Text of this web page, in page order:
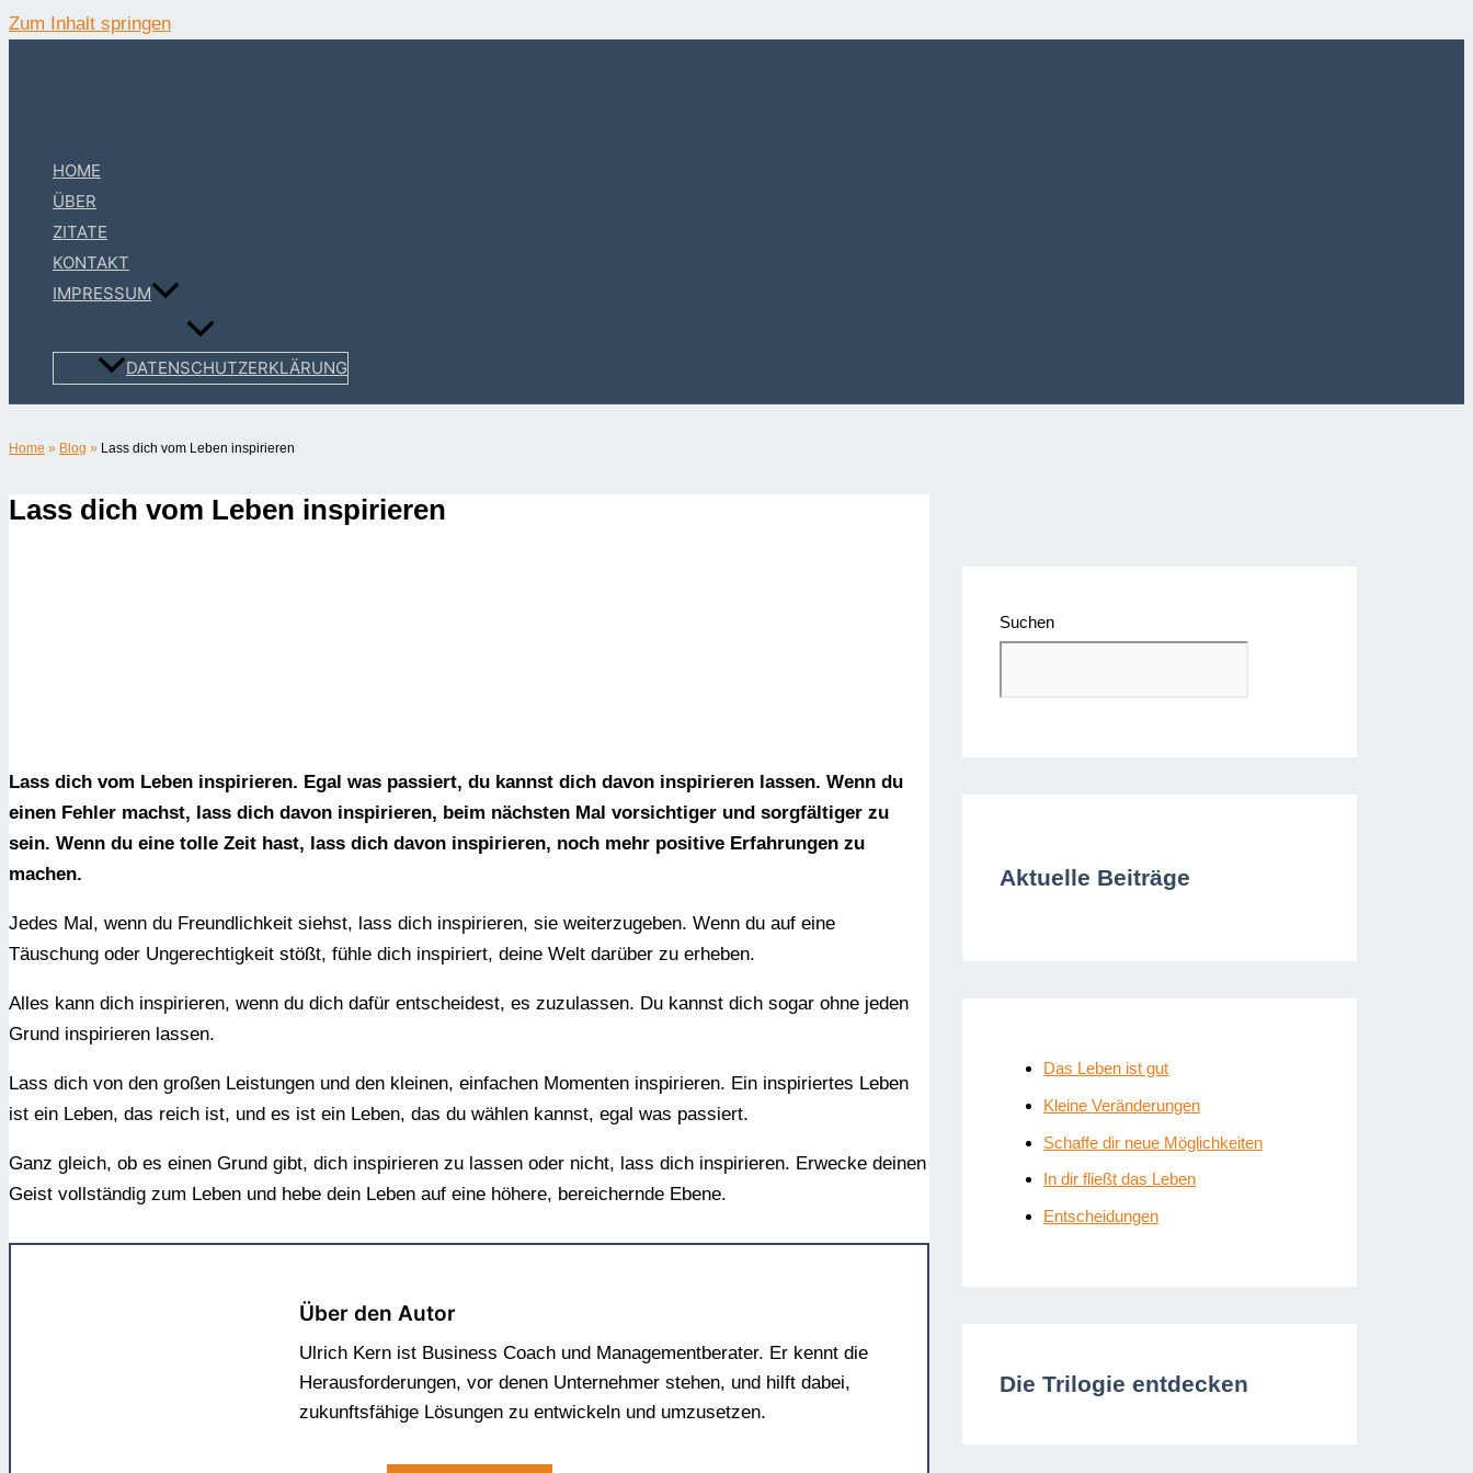
Zum Inhalt springen
HOME
ÜBER
ZITATE
KONTAKT
IMPRESSUM
DATENSCHUTZERKLÄRUNG
Home » Blog » Lass dich vom Leben inspirieren
Lass dich vom Leben inspirieren
Lass dich vom Leben inspirieren. Egal was passiert, du kannst dich davon inspirieren lassen. Wenn du
einen Fehler machst, lass dich davon inspirieren, beim nächsten Mal vorsichtiger und sorgfältiger zu
sein. Wenn du eine tolle Zeit hast, lass dich davon inspirieren, noch mehr positive Erfahrungen zu
machen.
Jedes Mal, wenn du Freundlichkeit siehst, lass dich inspirieren, sie weiterzugeben. Wenn du auf eine
Täuschung oder Ungerechtigkeit stößt, fühle dich inspiriert, deine Welt darüber zu erheben.
Alles kann dich inspirieren, wenn du dich dafür entscheidest, es zuzulassen. Du kannst dich sogar ohne jeden
Grund inspirieren lassen.
Lass dich von den großen Leistungen und den kleinen, einfachen Momenten inspirieren. Ein inspiriertes Leben
ist ein Leben, das reich ist, und es ist ein Leben, das du wählen kannst, egal was passiert.
Ganz gleich, ob es einen Grund gibt, dich inspirieren zu lassen oder nicht, lass dich inspirieren. Erwecke deinen
Geist vollständig zum Leben und hebe dein Leben auf eine höhere, bereichernde Ebene.
Über den Autor
Ulrich Kern ist Business Coach und Managementberater. Er kennt die
Herausforderungen, vor denen Unternehmer stehen, und hilft dabei,
zukunftsfähige Lösungen zu entwickeln und umzusetzen.
Suchen
Aktuelle Beiträge
Das Leben ist gut
Kleine Veränderungen
Schaffe dir neue Möglichkeiten
In dir fließt das Leben
Entscheidungen
Die Trilogie entdecken